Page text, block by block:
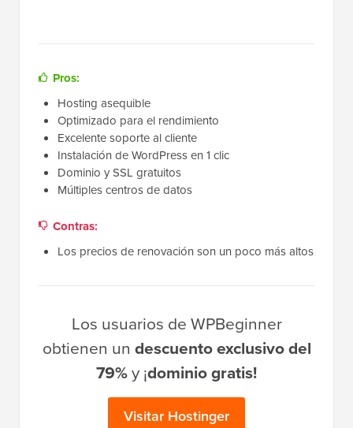
Pros:
Hosting asequible
Optimizado para el rendimiento
Excelente soporte al cliente
Instalación de WordPress en 1 clic
Dominio y SSL gratuitos
Múltiples centros de datos
Contras:
Los precios de renovación son un poco más altos
Los usuarios de WPBeginner
obtienen un descuento exclusivo del
79%y ¡dominio gratis!
Visitar Hostinger